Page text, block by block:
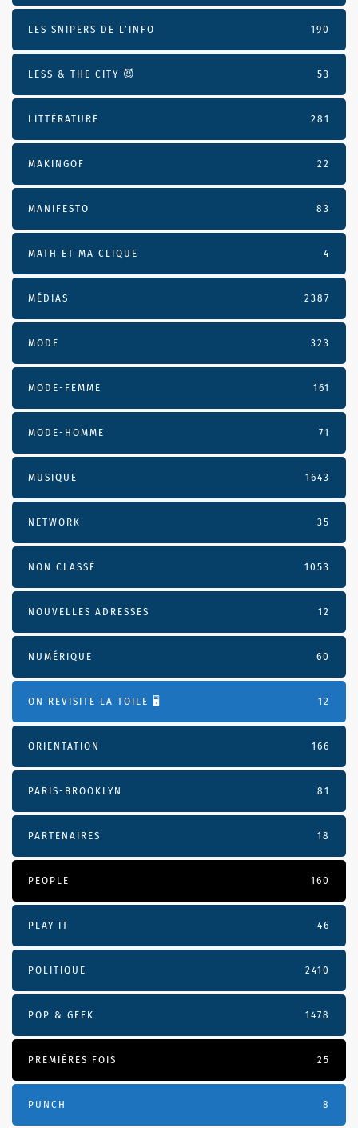
LES SNIPERS DE L’INFO 190
LESS & THE CITY 😈 53
LITTÉRATURE 281
MAKINGOF 22
MANIFESTO 83
MATH ET MA CLIQUE 4
MÉDIAS 2387
MODE 323
MODE-FEMME 161
MODE-HOMME 71
MUSIQUE 1643
NETWORK 35
NON CLASSÉ 1053
NOUVELLES ADRESSES 12
NUMÉRIQUE 60
ON REVISITE LA TOILE 🖥️ 12
ORIENTATION 166
PARIS-BROOKLYN 81
PARTENAIRES 18
PEOPLE 160
PLAY IT 46
POLITIQUE 2410
POP & GEEK 1478
PREMIÈRES FOIS 25
PUNCH 8